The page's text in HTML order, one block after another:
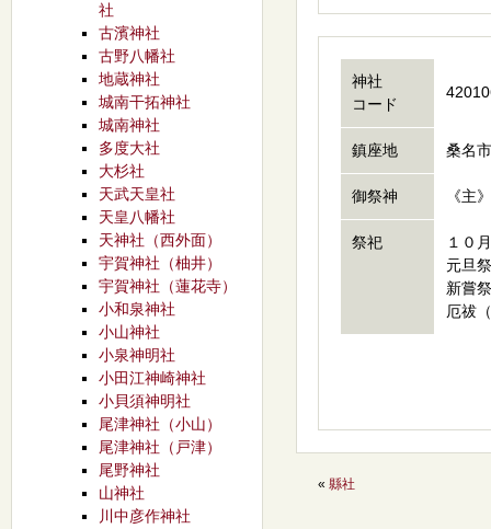
神社
コード
鎮座地 桑名
御祭神 《主
祭祀
１０
元旦
新嘗
厄祓
« 縣社
社
古濱神社
古野八幡社
地蔵神社
城南干拓神社
城南神社
多度大社
大杉社
天武天皇社
天皇八幡社
天神社（西外面）
宇賀神社（柚井）
宇賀神社（蓮花寺）
小和泉神社
小山神社
小泉神明社
小田江神崎神社
小貝須神明社
尾津神社（小山）
尾津神社（戸津）
尾野神社
山神社
川中彦作神社